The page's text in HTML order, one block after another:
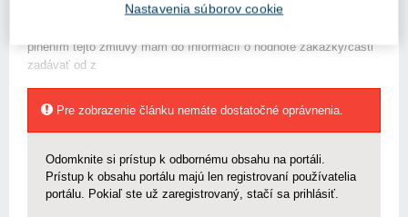
kvartálne nahlasujem čiastkové náklady podľa metodického
plnením tejto zmluvy mám do Informácií o hodnote zákazky/časti
zadávať od z
Pre zobrazenie článku nemáte dostatočné oprávnenia.
Odomknite si prístup k odbornému obsahu na portáli.
Prístup k obsahu portálu majú len registrovaní používatelia
portálu. Pokiaľ ste už zaregistrovaný, stačí sa prihlásiť.
Nastavenia súborov cookie